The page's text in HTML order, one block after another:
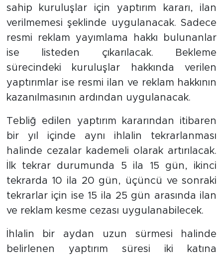
sahip kuruluşlar için yaptırım kararı, ilan
verilmemesi şeklinde uygulanacak. Sadece
resmi reklam yayımlama hakkı bulunanlar
ise listeden çıkarılacak. Bekleme
sürecindeki kuruluşlar hakkında verilen
yaptırımlar ise resmi ilan ve reklam hakkının
kazanılmasının ardından uygulanacak.
Tebliğ edilen yaptırım kararından itibaren
bir yıl içinde aynı ihlalin tekrarlanması
halinde cezalar kademeli olarak artırılacak.
İlk tekrar durumunda 5 ila 15 gün, ikinci
tekrarda 10 ila 20 gün, üçüncü ve sonraki
tekrarlar için ise 15 ila 25 gün arasında ilan
ve reklam kesme cezası uygulanabilecek.
İhlalin bir aydan uzun sürmesi halinde
belirlenen yaptırım süresi iki katına